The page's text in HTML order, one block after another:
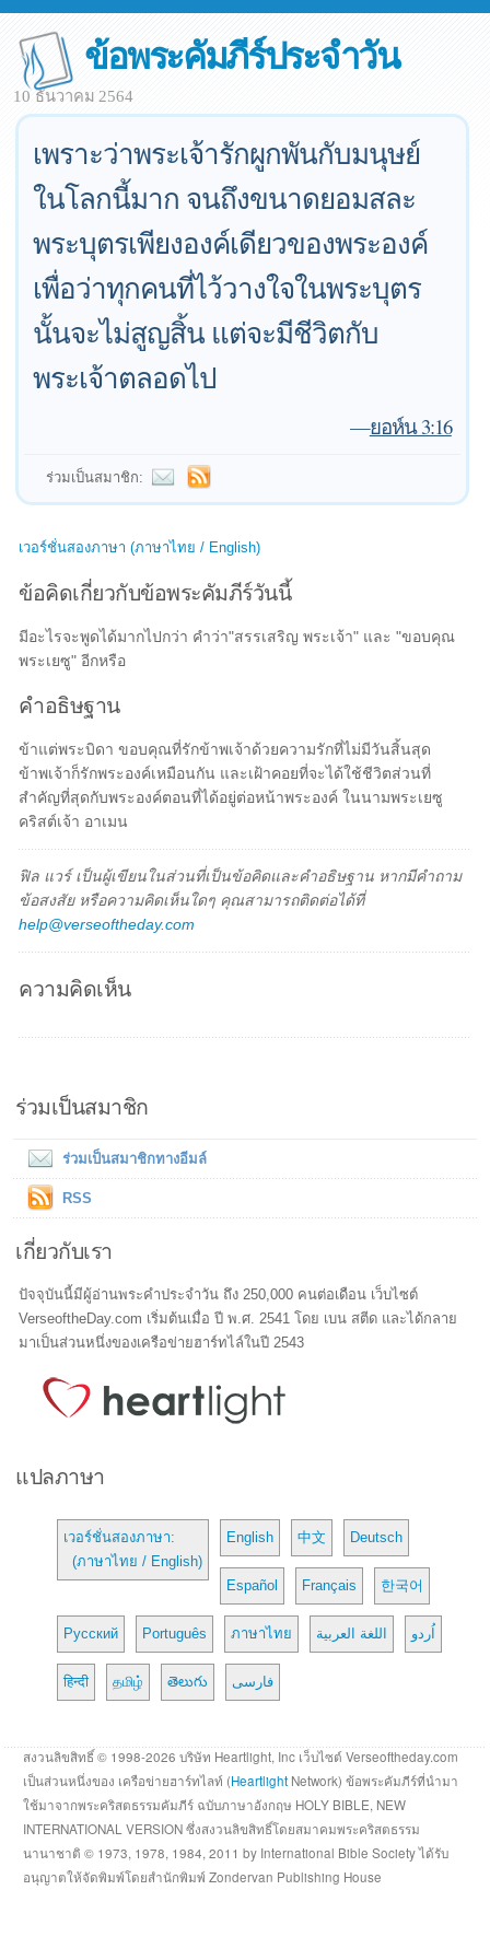
ข้อพระคัมภีร์ประจำวัน
10 ธันวาคม 2564
เพราะว่าพระเจ้ารักผูกพันกับมนุษย์
ในโลกนี้มาก จนถึงขนาดยอมสละ
พระบุตรเพียงองค์เดียวของพระองค์
เพื่อว่าทุกคนที่ไว้วางใจในพระบุตร
นั้นจะไม่สูญสิ้น แต่จะมีชีวิตกับ
พระเจ้าตลอดไป
—ยอห์น 3:16
ร่วมเป็นสมาชิก:
เวอร์ชั่นสองภาษา (ภาษาไทย / English)
ข้อคิดเกี่ยวกับข้อพระคัมภีร์วันนี้
มีอะไรจะพูดได้มากไปกว่า คำว่า"สรรเสริญ พระเจ้า" และ "ขอบคุณ
พระเยซู" อีกหรือ
คำอธิษฐาน
ข้าแต่พระบิดา ขอบคุณที่รักข้าพเจ้าด้วยความรักที่ไม่มีวันสิ้นสุด
ข้าพเจ้าก็รักพระองค์เหมือนกัน และเฝ้าคอยที่จะได้ใช้ชีวิตส่วนที่
สำคัญที่สุดกับพระองค์ตอนที่ได้อยู่ต่อหน้าพระองค์ ในนามพระเยซู
คริสต์เจ้า อาเมน
ฟิล แวร์ เป็นผู้เขียนในส่วนที่เป็นข้อคิดและคำอธิษฐาน หากมีคำถาม
ข้อสงสัย หรือความคิดเห็นใดๆ คุณสามารถติดต่อได้ที่
help@verseoftheday.com
ความคิดเห็น
ร่วมเป็นสมาชิก
ร่วมเป็นสมาชิกทางอีมล์
RSS
เกี่ยวกับเรา
ปัจจุบันนี้มีผู้อ่านพระคำประจำวัน ถึง 250,000 คนต่อเดือน เว็บไซต์
VerseoftheDay.com เริ่มต้นเมื่อ ปี พ.ศ. 2541 โดย เบน สตีด และได้กลาย
มาเป็นส่วนหนึ่งของเครือข่ายฮาร์ทไล์ในปี 2543
แปลภาษา
เวอร์ชั่นสองภาษา:
(ภาษาไทย / English)
English 中文 Deutsch
Español Français 한국어
Русский Português ภาษาไทย اللغة العربية اُردو
हिन्दी தமிழ் తెలుగు فارسی
สงวนลิขสิทธิ์ © 1998-2026 บริษัท Heartlight, Inc เว็บไซต์ Verseoftheday.com
เป็นส่วนหนึ่งของ เครือข่ายฮาร์ทไลท์ (Heartlight Network) ข้อพระคัมภีร์ที่นำมา
ใช้มาจากพระคริสตธรรมคัมภีร์ ฉบับภาษาอังกฤษ HOLY BIBLE, NEW
INTERNATIONAL VERSION ซึ่งสงวนลิขสิทธิ์โดยสมาคมพระคริสตธรรม
นานาชาติ © 1973, 1978, 1984, 2011 by International Bible Society ได้รับ
อนุญาตให้จัดพิมพ์โดยสำนักพิมพ์ Zondervan Publishing House